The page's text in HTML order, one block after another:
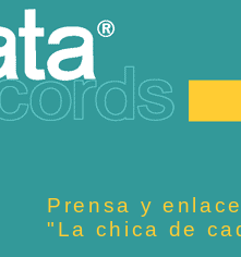
Prensa y
"La chica de